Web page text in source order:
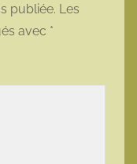
publiée. Les
avec *